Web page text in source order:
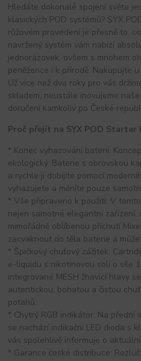
Hledáte dokonalé spojení světa
klasických POD systémů? SYX
růžovém provedení je přesně to,
navržený systém vám nabízí
jednorázovek, ovšem s mnohem
peněžence i k přírodě. Nakupujte
Už více než dva roky pro vás
skladem, neustále inovujeme
doručení kamkoliv po České
Proč přejít na SYX POD Starter
* Konec vyhazování baterií:
ekologický. Baterie s obrovskou
a rychle ji dobíjíte pomocí
vyhazujete a měníte pouze
* Vše připraveno k použití: V
nejen samotné elegantní
mimořádně oblíbenou příchutí
zacvaknout do těla baterie a
* Špičkový chuťový zážitek:
e-liquidu s nikotinovou solí o síle
integrované MESH žhavící hlavy
autentickou, bohatou a čistou
potahů.
* Chytrý RGB indikátor: Na
se nachází indikační LED dioda s
vás spolehlivě informuje o
* Garance české distribuce: